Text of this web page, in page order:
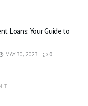
Loans: Your Guide to
MAY 30, 2023 0